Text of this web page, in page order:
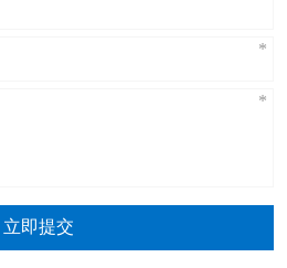
立即提交